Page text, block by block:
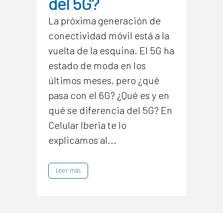
La próxima generación de
conectividad móvil está a la
vuelta de la esquina. El 5G ha
estado de moda en los
últimos meses, pero ¿qué
pasa con el 6G? ¿Qué es y en
qué se diferencia del 5G? En
Celular Iberia te lo
explicamos al...
Leer más